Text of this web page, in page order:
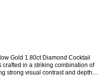
Gold 1.80ct Diamond Cocktail
strong visual contrast and depth.